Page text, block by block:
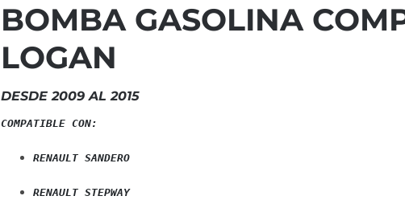
BOMBA GASOLINA
LOGAN
DESDE 2009 AL 2015
COMPATIBLE CON:
RENAULT SANDERO